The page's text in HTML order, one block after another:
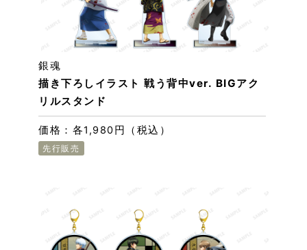
描き下ろしイラスト 戦う背中ver. BIGアク
リルスタンド
銀魂
価格：各1,980円（税込）
先行販売